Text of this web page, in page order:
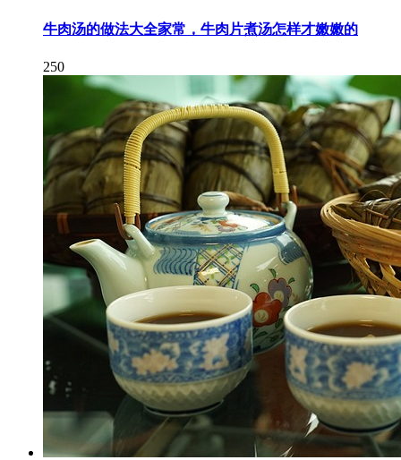
牛肉汤的做法大全家常，牛肉片煮汤怎样才嫩嫩的
250